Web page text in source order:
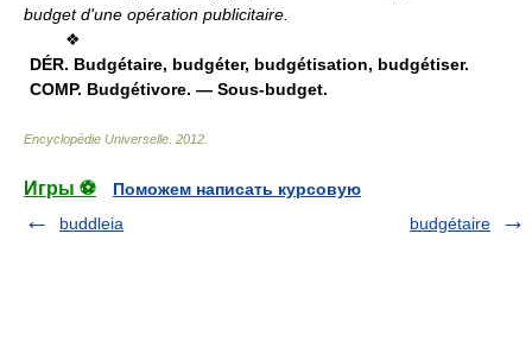
budget d'une opération publicitaire.
❖
DÉR. Budgétaire, budgéter, budgétisation, budgétiser.
COMP. Budgétivore. — Sous-budget.
Encyclopédie Universelle 2012
Игры ⚽
Поможем написать курсовую
buddleia
budgétaire